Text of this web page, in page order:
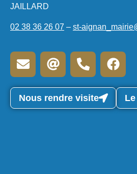
JAILLARD
02 38 36 26 07 – st-
Nous rendre visite